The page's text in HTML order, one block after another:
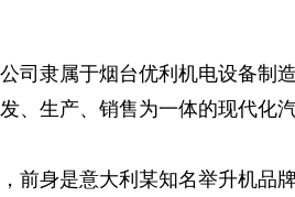
司隶属于烟台优利机电设备制
、生产、销售为一体的现代化
前身是意大利某知名举升机品